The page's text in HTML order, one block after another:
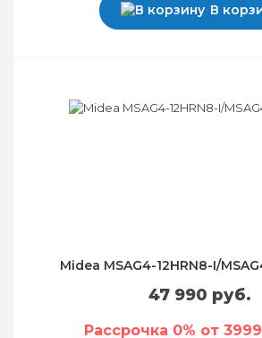
В
Midea MSAG4-12HRN8-I/
47 990 руб.
Рассрочка 0% от